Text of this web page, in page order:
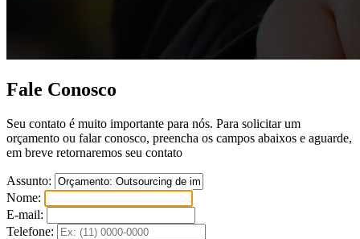
Fale Conosco
Seu contato é muito importante para nós. Para solicitar um
orçamento ou falar conosco, preencha os campos abaixos e aguarde,
em breve retornaremos seu contato
Assunto:
Nome:
E-mail:
Telefone: